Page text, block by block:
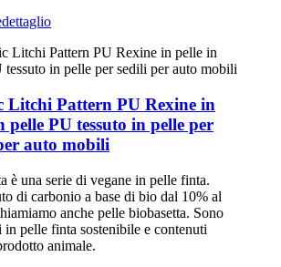
dettaglio
Litchi Pattern PU Rexine in
pelle PU tessuto in pelle per
auto mobili
è una serie di vegane in pelle finta.
di carbonio a base di bio dal 10% al
anche pelle biobasetta. Sono
in pelle finta sostenibile e contenuti
animale.